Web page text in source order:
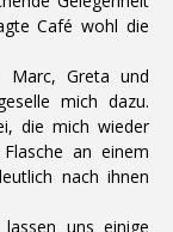
Café wohl die
Marc, Greta und
mich dazu.
die mich wieder
an einem
nach ihnen
uns einige